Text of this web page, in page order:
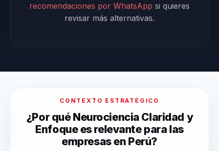
recomendaciones por WhatsApp si quieres
revisar más alternativas.
CONTEXTO ESTRATÉGICO
¿Por qué Neurociencia Claridad y
Enfoque es relevante para las
empresas en Perú?